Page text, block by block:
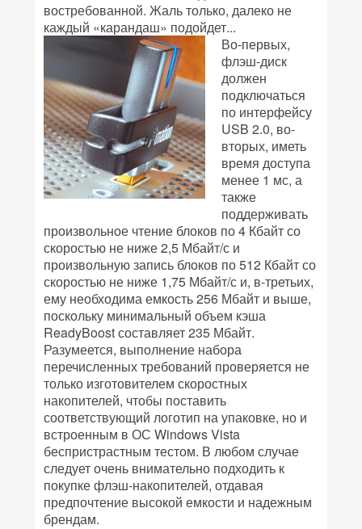
востребованной. Жаль только, далеко не
каждый «карандаш» подойдет...
Во-первых,
флэш-диск
должен
подключаться
по интерфейсу
USB 2.0, во-
вторых, иметь
время доступа
менее 1 мс, а
также
поддерживать
произвольное чтение блоков по 4 Кбайт со
скоростью не ниже 2,5 Мбайт/с и
произвольную запись блоков по 512 Кбайт со
скоростью не ниже 1,75 Мбайт/с и, в-третьих,
ему необходима емкость 256 Мбайт и выше,
поскольку минимальный объем кэша
ReadyBoost составляет 235 Мбайт.
Разумеется, выполнение набора
перечисленных требований проверяется не
только изготовителем скоростных
накопителей, чтобы поставить
соответствующий логотип на упаковке, но и
встроенным в ОС Windows Vista
беспристрастным тестом. В любом случае
следует очень внимательно подходить к
покупке флэш-накопителей, отдавая
предпочтение высокой емкости и надежным
брендам.